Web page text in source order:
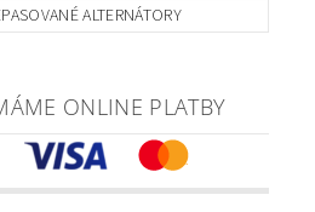
ALTERNÁTORY
ONLINE PLATBY